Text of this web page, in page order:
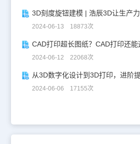
3D刻度旋钮建模 | 浩辰3D让生产力
2024-06-13 18873次
CAD打印超长图纸？CAD打印还能
2024-06-12 22068次
从3D数字化设计到3D打印，进阶提
2024-06-06 17155次